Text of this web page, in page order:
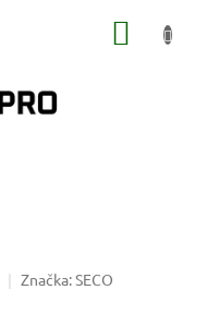
Značka:SECO